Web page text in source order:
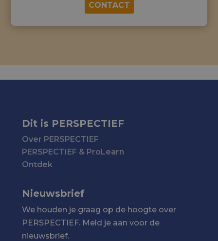
CONTACT
Dit is PERSPECTIEF
Over PERSPECTIEF
PERSPECTIEF & ProLearn
Ontdek
Nieuwsbrief
We houden je graag op de hoogte over
PERSPECTIEF. Meld je aan voor de
nieuwsbrief.